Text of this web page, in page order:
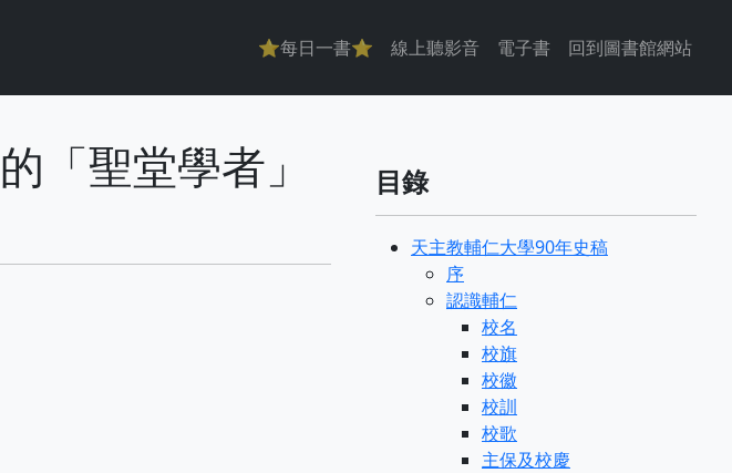
主導覽
⭐每日一書⭐ 線上聽影音 電子書 回到圖書館網站
「聖堂學者」
目錄
天主教輔仁大學90年史稿
序
認識輔仁
校名
校旗
校徽
校訓
校歌
主保及校慶